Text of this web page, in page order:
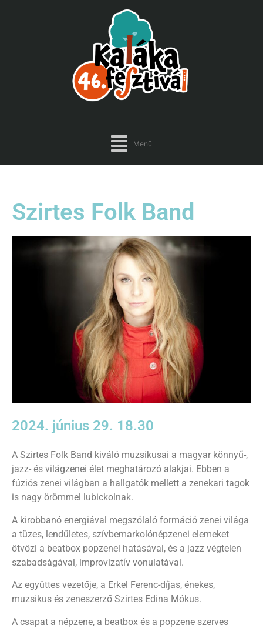
Menü
Szirtes Folk Band
2024. június 29. 18.30
A Szirtes Folk Band kiváló muzsikusai a magyar könnyű-,
jazz- és világzenei élet meghatározó alakjai. Ebben a
fúziós zenei világban a hallgatók mellett a zenekari tagok
is nagy örömmel lubickolnak.
A kirobbanó energiával megszólaló formáció zenei világa
a tüzes, lendületes, szívbemarkolónépzenei elemeket
ötvözi a beatbox popzenei hatásával, és a jazz végtelen
szabadságával, improvizatív vonulatával.
Az együttes vezetője, a Erkel Ferenc-díjas, énekes,
muzsikus és zeneszerző Szirtes Edina Mókus.
A csapat a népzene, a beatbox és a popzene szerves